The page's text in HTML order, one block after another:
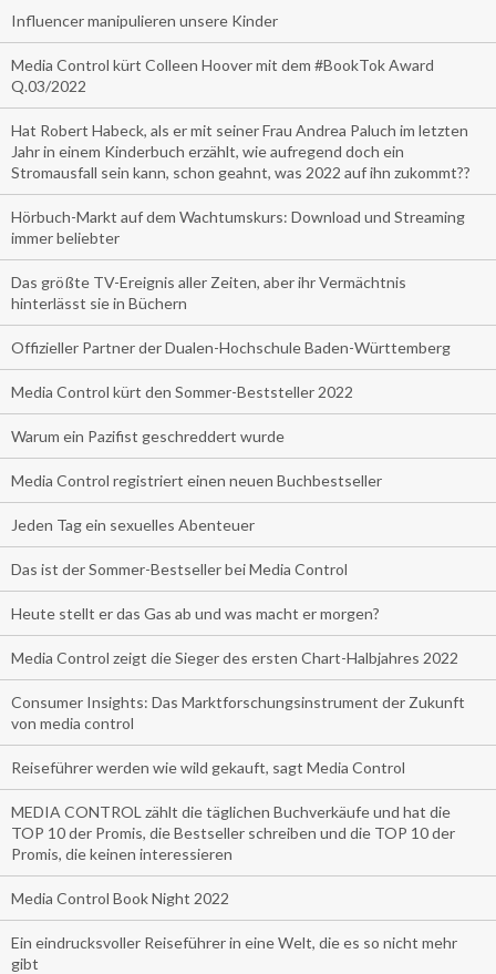
Influencer manipulieren unsere Kinder
Media Control kürt Colleen Hoover mit dem #BookTok Award
Q.03/2022
Hat Robert Habeck, als er mit seiner Frau Andrea Paluch im letzten
Jahr in einem Kinderbuch erzählt, wie aufregend doch ein
Stromausfall sein kann, schon geahnt, was 2022 auf ihn zukommt??
Hörbuch-Markt auf dem Wachtumskurs: Download und Streaming
immer beliebter
Das größte TV-Ereignis aller Zeiten, aber ihr Vermächtnis
hinterlässt sie in Büchern
Offizieller Partner der Dualen-Hochschule Baden-Württemberg
Media Control kürt den Sommer-Beststeller 2022
Warum ein Pazifist geschreddert wurde
Media Control registriert einen neuen Buchbestseller
Jeden Tag ein sexuelles Abenteuer
Das ist der Sommer-Bestseller bei Media Control
Heute stellt er das Gas ab und was macht er morgen?
Media Control zeigt die Sieger des ersten Chart-Halbjahres 2022
Consumer Insights: Das Marktforschungsinstrument der Zukunft
von media control
Reiseführer werden wie wild gekauft, sagt Media Control
MEDIA CONTROL zählt die täglichen Buchverkäufe und hat die
TOP 10 der Promis, die Bestseller schreiben und die TOP 10 der
Promis, die keinen interessieren
Media Control Book Night 2022
Ein eindrucksvoller Reiseführer in eine Welt, die es so nicht mehr
gibt